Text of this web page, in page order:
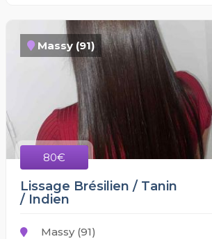
Massy (91)
80€
Lissage Brésilien / Tanin
/ Indien
Massy (91)